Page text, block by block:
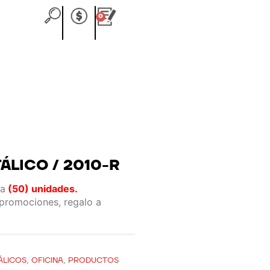
0
Carrito
/ 2010-R
(50) unidades.
regalo a
,OFICINA, PRODUCTOS